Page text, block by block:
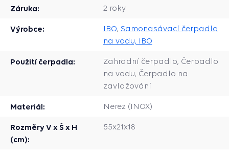
Záruka: 2 roky
Výrobce: IBO, Samonasávací čerpadla
na vodu, IBO
Použití čerpadla:
Zahradní čerpadlo, Čerpadlo
na vodu, Čerpadlo na
zavlažování
Materiál: Nerez (INOX)
Rozměry V x Š x H
(cm):
55x21x18